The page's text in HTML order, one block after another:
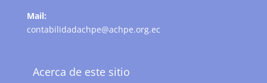
Mail:
contabilidadachpe@achpe.org.ec
Acerca de este sitio